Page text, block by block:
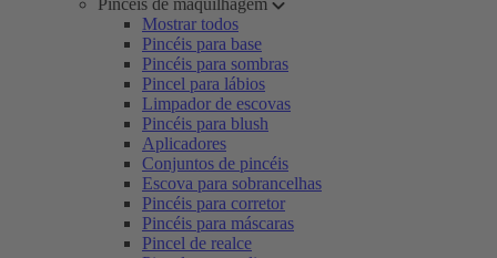
Pincéis de maquilhagem
Mostrar todos
Pincéis para base
Pincéis para sombras
Pincel para lábios
Limpador de escovas
Pincéis para blush
Aplicadores
Conjuntos de pincéis
Escova para sobrancelhas
Pincéis para corretor
Pincéis para máscaras
Pincel de realce